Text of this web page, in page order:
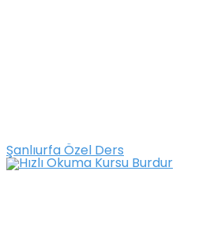
Şanlıurfa Özel Ders